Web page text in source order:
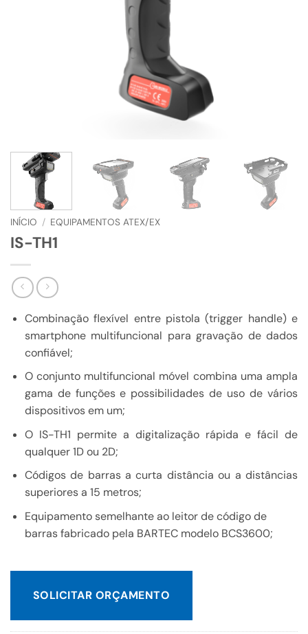
INÍCIO / EQUIPAMENTOS ATEX/EX
IS-TH1
Combinação flexível entre pistola (trigger handle) e
smartphone multifuncional para gravação de dados
confiável;
O conjunto multifuncional móvel combina uma ampla
gama de funções e possibilidades de uso de vários
dispositivos em um;
O IS-TH1 permite a digitalização rápida e fácil de
qualquer 1D ou 2D;
Códigos de barras a curta distância ou a distâncias
superiores a 15 metros;
Equipamento semelhante ao leitor de código de
barras fabricado pela BARTEC modelo BCS3600;
SOLICITAR ORÇAMENTO